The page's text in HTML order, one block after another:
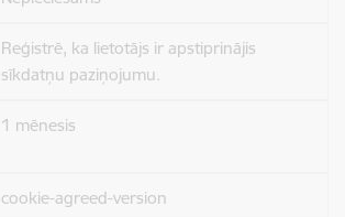
Reģistrē, ka lietotājs ir apstiprinājis
sīkdatņu paziņojumu.
1 mēnesis
cookie-agreed-version